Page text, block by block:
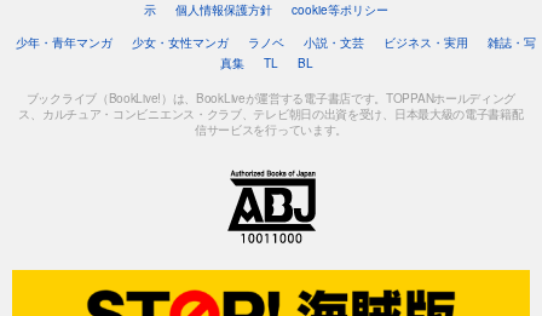
示
個人情報保護方針
cookie等ポリシー
少年・青年マンガ
少女・女性マンガ ラノベ 小説・文芸 ビジネス・実用
雑誌・写
真集
TL BL
ブックライブ（BookLive!）は、BookLiveが運営する電子書店です。TOPPANホールディング
ス、カルチュア・コンビニエンス・クラブ、テレビ朝日の出資を受け、日本最大級の電子書籍配
信サービスを行っています。